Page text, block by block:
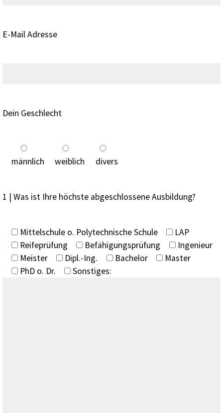
E-Mail Adresse
Dein Geschlecht
männlich weiblich divers
1 | Was ist Ihre höchste abgeschlossene Ausbildung?
Mittelschule o. Polytechnische Schule
LAP
Reifeprüfung
Befähigungsprüfung
Ingenieur
Meister
Dipl.-Ing. Bachelor
Master
PhD o. Dr.
Sonstiges: